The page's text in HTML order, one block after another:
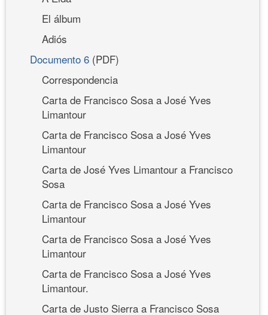
El álbum
Adiós
Documento 6 (PDF)
Correspondencia
Carta de Francisco Sosa a José Yves
Limantour
Carta de Francisco Sosa a José Yves
Limantour
Carta de José Yves Limantour a Francisco
Sosa
Carta de Francisco Sosa a José Yves
Limantour
Carta de Francisco Sosa a José Yves
Limantour
Carta de Francisco Sosa a José Yves
Limantour.
Carta de Justo Sierra a Francisco Sosa